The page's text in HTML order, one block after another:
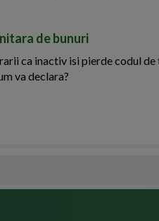
de bunuri
ca inactiv isi pierde codul
va declara?